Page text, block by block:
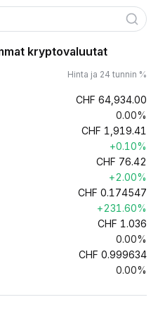
kryptovaluutat
Hinta ja 24 tunnin %
CHF 64,934.00
0.00%
CHF 1,919.41
+0.10%
CHF 76.42
+2.00%
CHF 0.174547
+231.60%
CHF 1.036
0.00%
CHF 0.999634
0.00%